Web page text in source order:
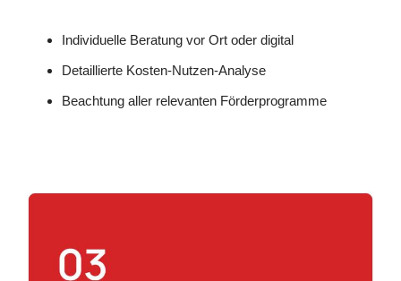
Individuelle Beratung vor Ort oder digital
Detaillierte Kosten-Nutzen-Analyse
Beachtung aller relevanten Förderprogramme